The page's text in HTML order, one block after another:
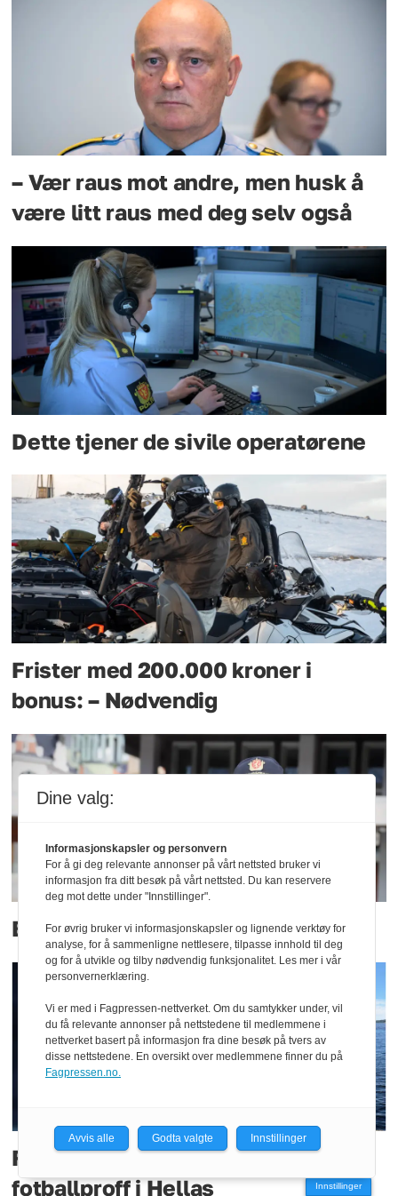
– Vær raus mot andre, men husk å
være litt raus med deg selv også
Dette tjener de sivile operatørene
Frister med 200.000 kroner i
bonus: – Nødvendig
Blir visepolitimester i seks år
Ferdig på PHS – nå blir hun
fotballproff i Hellas
Innstillinger
Dine valg:
Informasjonskapsler og personvern
For å gi deg relevante annonser på vårt nettsted bruker vi
informasjon fra ditt besøk på vårt nettsted. Du kan reservere
deg mot dette under "Innstillinger".
For øvrig bruker vi informasjonskapsler og lignende verktøy for
analyse, for å sammenligne nettlesere, tilpasse innhold til deg
og for å utvikle og tilby nødvendig funksjonalitet. Les mer i vår
personvernerklæring.
Vi er med i Fagpressen-nettverket. Om du samtykker under, vil
du få relevante annonser på nettstedene til medlemmene i
nettverket basert på informasjon fra dine besøk på tvers av
disse nettstedene. En oversikt over medlemmene finner du på
Fagpressen.no.
Avvis alle Godta valgte Innstillinger